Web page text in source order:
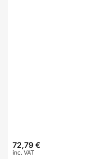
Prix
72,79 €
inc. VAT